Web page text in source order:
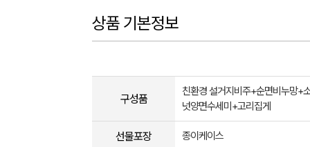
상품 기본정보
구성품
친환경 설거지비주+순면비누망+
넛양면수세미+고리집게
선물포장 종이케이스